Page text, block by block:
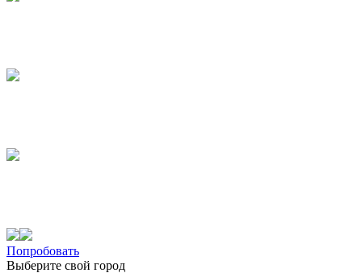
Попробовать
Выберите свой город